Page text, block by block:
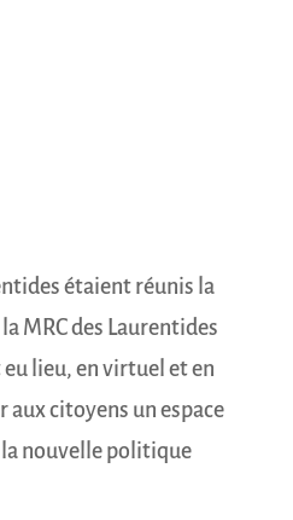
étaient réunis la
MRC des Laurentides
lieu, en virtuel et en
citoyens un espace
nouvelle politique